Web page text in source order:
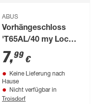
ABUS
Vorhängeschloss
'T65AL/40 my Lock'
weiß 4,3 x 6,2 x 1,8
cm
7,99 €
Keine Lieferung nach
Hause
Nicht verfügbar in
Troisdorf